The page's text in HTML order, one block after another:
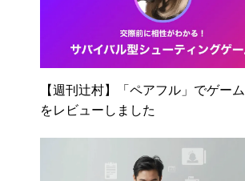
【週刊辻村】「ペアフル」でゲーム
をレビューしました